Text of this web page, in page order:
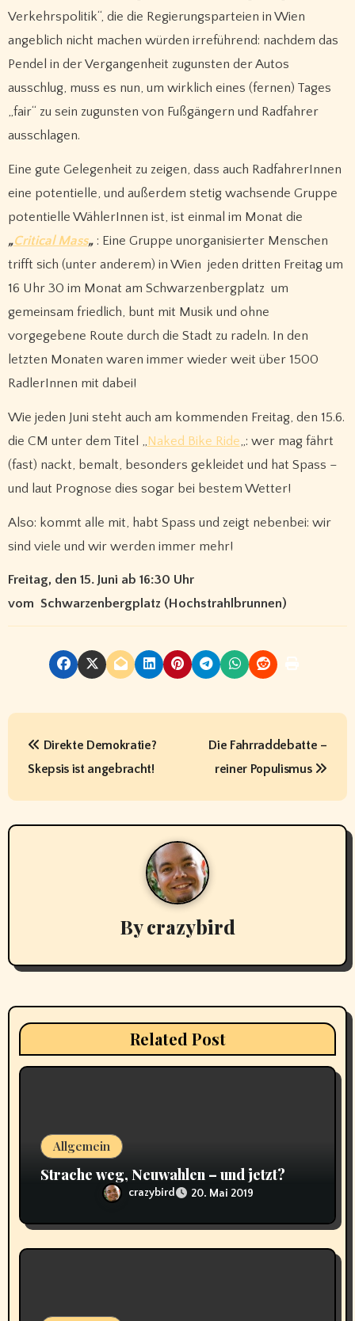
Verkehrspolitik“, die die Regierungsparteien in Wien
angeblich nicht machen würden irreführend: nachdem das
Pendel in der Vergangenheit zugunsten der Autos
ausschlug, muss es nun, um wirklich eines (fernen) Tages
„fair“ zu sein zugunsten von Fußgängern und Radfahrer
ausschlagen.
Eine gute Gelegenheit zu zeigen, dass auch RadfahrerInnen
eine potentielle, und außerdem stetig wachsende Gruppe
potentielle WählerInnen ist, ist einmal im Monat die
„Critical Mass„: Eine Gruppe unorganisierter Menschen
trifft sich (unter anderem) in Wien jeden dritten Freitag um
16 Uhr 30 im Monat am Schwarzenbergplatz um
gemeinsam friedlich, bunt mit Musik und ohne
vorgegebene Route durch die Stadt zu radeln. In den
letzten Monaten waren immer wieder weit über 1500
RadlerInnen mit dabei!
Wie jeden Juni steht auch am kommenden Freitag, den 15.6.
die CM unter dem Titel „Naked Bike Ride„: wer mag fährt
(fast) nackt, bemalt, besonders gekleidet und hat Spass –
und laut Prognose dies sogar bei bestem Wetter!
Also: kommt alle mit, habt Spass und zeigt nebenbei: wir
sind viele und wir werden immer mehr!
Freitag, den 15. Juni ab 16:30 Uhr
vom Schwarzenbergplatz (Hochstrahlbrunnen)
B
i
t
s
a
v
o
Direkte Demokratie?
Skepsis ist angebracht!
Die Fahrraddebatte –
reiner Populismus
Bycrazybird
Related Post
Allgemein
Strache weg, Neuwahlen – und jetzt?
crazybird 20. Mai 2019